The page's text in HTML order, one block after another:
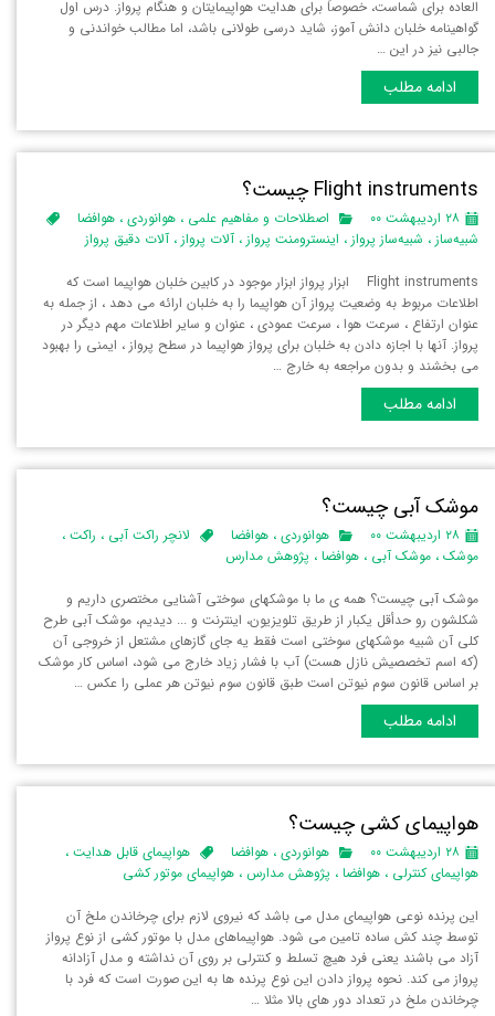
العاده برای شماست، خصوصاً برای هدایت هواپیمایتان و هنگام پرواز. درس اول
گواهینامه خلبان دانش آموز، شاید درسی طولانی باشد، اما مطالب خواندنی و
جالبی نیز در این …
ادامه مطلب
Flight instruments چیست؟
۲۸ اردیبهشت ۰۰ اصطلاحات و مفاهیم علمی ، هوانوردی ، هوافضا
شبیه‌ساز ، شبیه‌ساز پرواز ، اینسترومنت پرواز ، آلات پرواز ، آلات دقیق پرواز
Flight instruments ابزار پرواز ابزار موجود در کابین خلبان هواپیما است که
اطلاعات مربوط به وضعیت پرواز آن هواپیما را به خلبان ارائه می دهد ، از جمله به
عنوان ارتفاع ، سرعت هوا ، سرعت عمودی ، عنوان و سایر اطلاعات مهم دیگر در
پرواز. آنها با اجازه دادن به خلبان برای پرواز هواپیما در سطح پرواز ، ایمنی را بهبود
می بخشند و بدون مراجعه به خارج …
ادامه مطلب
موشک آبی چیست؟
۲۸ اردیبهشت ۰۰ هوانوردی ، هوافضا لانچر راکت آبی ، راکت ،
موشک ، موشک آبی ، هوافضا ، پژوهش مدارس
موشک آبی چیست؟ همه ی ما با موشکهای سوختی آشنایی مختصری داریم و
شکلشون رو حدأقل یکبار از طریق تلویزیون، اینترنت و ... دیدیم، موشک آبی طرح
کلی آن شبیه موشکهای سوختی است فقط یه جای گازهای مشتعل از خروجی آن
(که اسم تخصصیش نازل هست) آب با فشار زیاد خارج می شود، اساس کار موشک
بر اساس قانون سوم نیوتن است طبق قانون سوم نیوتن هر عملی را عکس …
ادامه مطلب
هواپیمای کشی چیست؟
۲۸ اردیبهشت ۰۰ هوانوردی ، هوافضا هواپیمای قابل هدایت ،
هواپیمای کنترلی ، هوافضا ، پژوهش مدارس ، هواپیمای موتور کشی
این پرنده نوعی هواپیمای مدل می باشد که نیروی لازم برای چرخاندن ملخ آن
توسط چند کش ساده تامین می شود. هواپیماهای مدل با موتور کشی از نوع پرواز
آزاد می باشند یعنی فرد هیچ تسلط و کنترلی بر روی آن نداشته و مدل آزادانه
پرواز می کند. نحوه پرواز دادن این نوع پرنده ها به این صورت است که فرد با
چرخاندن ملخ در تعداد دور های بالا مثلا …